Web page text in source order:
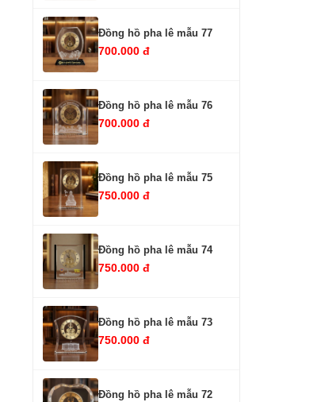
Đồng hồ pha lê mẫu 77
700.000 đ
Đồng hồ pha lê mẫu 76
700.000 đ
Đồng hồ pha lê mẫu 75
750.000 đ
Đồng hồ pha lê mẫu 74
750.000 đ
Đồng hồ pha lê mẫu 73
750.000 đ
Đồng hồ pha lê mẫu 72